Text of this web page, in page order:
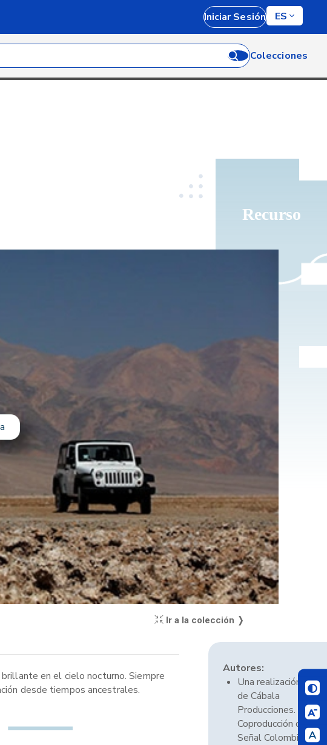
Iniciar Sesión ES
Colecciones
Recurso
Ir a la colección ❭
en el cielo nocturno. Siempre
desde tiempos ancestrales.
Autores:
Una realización
de Cábala
Producciones.
Coproducción con
Señal Colombia.